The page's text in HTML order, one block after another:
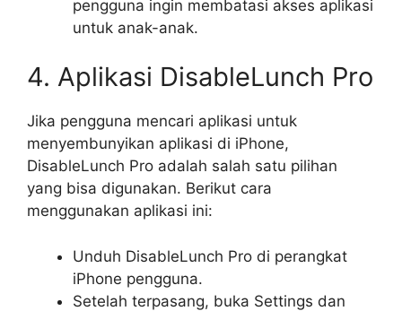
pengguna ingin membatasi akses aplikasi
untuk anak-anak.
4. Aplikasi DisableLunch Pro
Jika pengguna mencari aplikasi untuk
menyembunyikan aplikasi di iPhone,
DisableLunch Pro adalah salah satu pilihan
yang bisa digunakan. Berikut cara
menggunakan aplikasi ini:
Unduh DisableLunch Pro di perangkat
iPhone pengguna.
Setelah terpasang, buka Settings dan